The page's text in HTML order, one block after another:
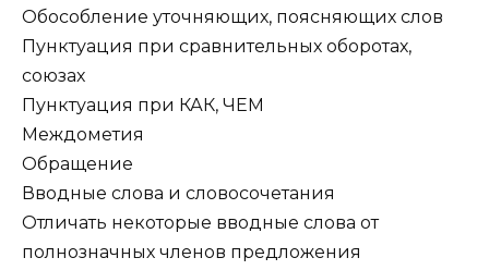
Обособление уточняющих, поясняющих слов
Пунктуация при сравнительных оборотах,
союзах
Пунктуация при КАК, ЧЕМ
Междометия
Обращение
Вводные слова и словосочетания
Отличать некоторые вводные слова от
полнозначных членов предложения